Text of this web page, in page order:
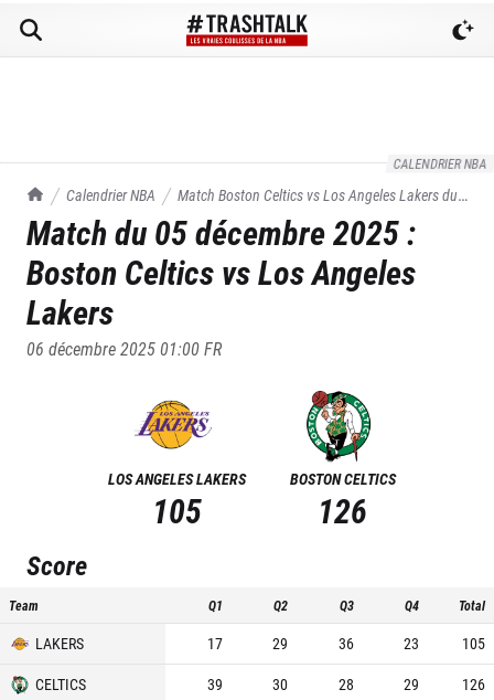
CALENDRIER NBA
TrashTalk Actu NBA
Calendrier NBA Match Boston Celtics vsLos Angeles Lakersdu
05/12/2025
Match du 05 décembre 2025:
Boston Celtics vsLos Angeles
Lakers
06 décembre 2025 01:00FR
LOS ANGELES LAKERS
105
BOSTON CELTICS
126
Score
Team Q1 Q2 Q3 Q4 Total
LAKERS 17 29 36 23
105
CELTICS
39 30 28 29 126